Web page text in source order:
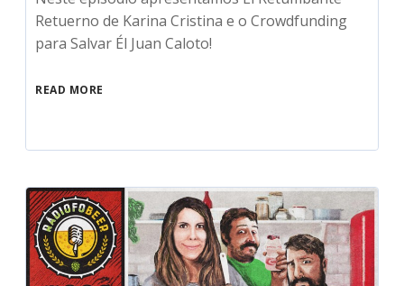
Retuerno de Karina Cristina e o Crowdfunding
para Salvar Él Juan Caloto!
READ MORE